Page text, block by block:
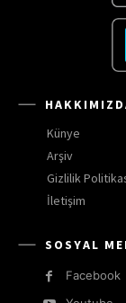
Künye
Arşiv
Gizlilik
İletişim
SOSYAL
Facebook